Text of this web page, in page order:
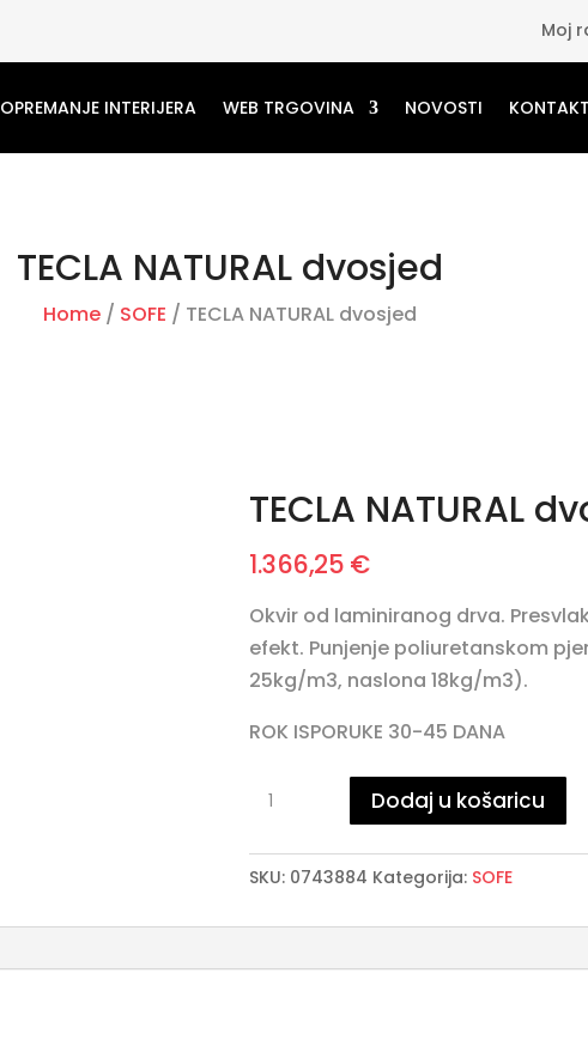
Moj
OPREMANJE INTERIJERA WEB TRGOVINA NOVOSTI KONTAKT
TECLA NATURAL dvosjed
Home / SOFE / TECLA NATURAL dvosjed
TECLA NATURAL
1.366,25 €
Okvir od laminiranog drva.
efekt. Punjenje poliuretanskom
25kg/m3, naslona 18kg/m3).
ROK ISPORUKE 30-45 DANA
NATURAL
dvosjed
količina
Dodaj u košaricu
SKU: 0743884 Kategorija: SOFE